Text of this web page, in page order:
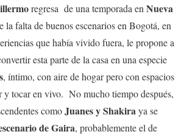
regresa de una temporada enNueva
la falta de buenos escenarios en Bogotá, en
que había vivido fuera, le propone a
esta parte de la casa en una especie
, íntimo, con aire de hogar pero con espacios
y tocar en vivo. No mucho tiempo después,
comoJuanes y Shakiraya se
de Gaira, probablemente el de